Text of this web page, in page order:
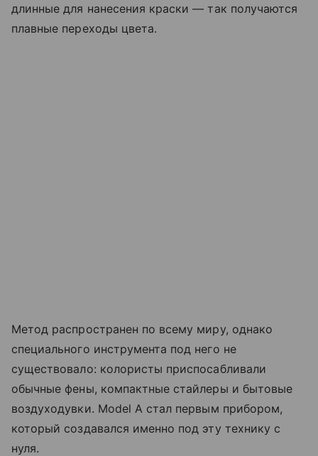
длинные для нанесения краски — так получаются
плавные переходы цвета.
Метод распространен по всему миру, однако
специального инструмента под него не
существовало: колористы приспосабливали
обычные фены, компактные стайлеры и бытовые
воздуходувки. Model A стал первым прибором,
который создавался именно под эту технику с
нуля.